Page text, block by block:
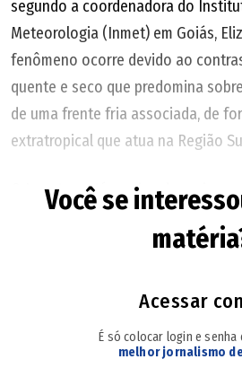
segundo a coordenadora do
Meteorologia (Inmet) em Goiás,
fenômeno ocorre devido ao
quente e seco que predomina
de uma frente fria associada, de
extratropical que atua na Região
O Inmet mantém aviso de perigo
com previsão de ventos entre 40
Segundo a meteorologista,
Goiás. Por isso, o principal efeito
Você se
Acessar
É só colocar login e senha
melhor jornalismo